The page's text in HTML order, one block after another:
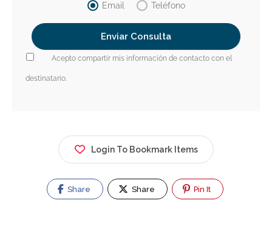
Email
Teléfono
Acepto compartir mis información de contacto con el
destinatario.
Login To Bookmark Items
Share Share Pin It